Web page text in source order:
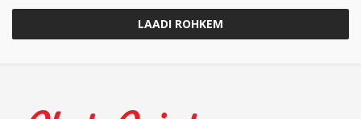
LAADI ROHKEM